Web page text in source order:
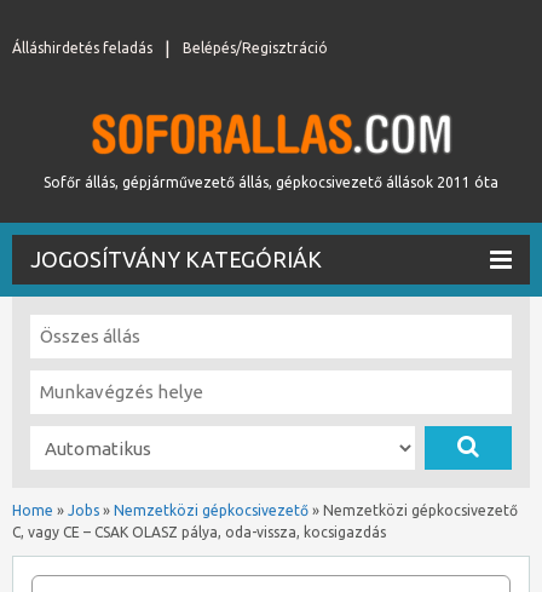
Belépés/Regisztráció
Álláshirdetés feladás
Sofőr állás, gépjárművezető állás, gépkocsivezető állások 2011 óta
JOGOSÍTVÁNY KATEGÓRIÁK
Home » Jobs » Nemzetközi gépkocsivezető » Nemzetközi gépkocsivezető
C, vagy CE – CSAK OLASZ pálya, oda-vissza, kocsigazdás